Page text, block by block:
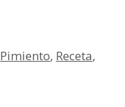
Pimiento, Receta,